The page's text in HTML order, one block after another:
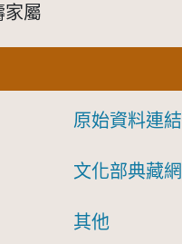
家屬
原始資料連結
文化部典藏網
其他